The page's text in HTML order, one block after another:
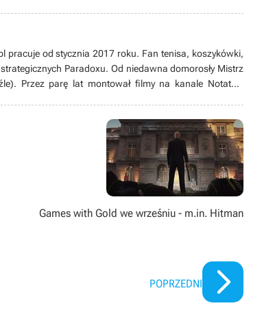
pracuje od stycznia 2017 roku. Fan tenisa, koszykówki,
Paradoxu. Od niedawna domorosły Mistrz
Przez parę lat montował filmy na kanale Notatnik
Games with Gold we wrześniu - m.in. Hitman
POPRZEDNI